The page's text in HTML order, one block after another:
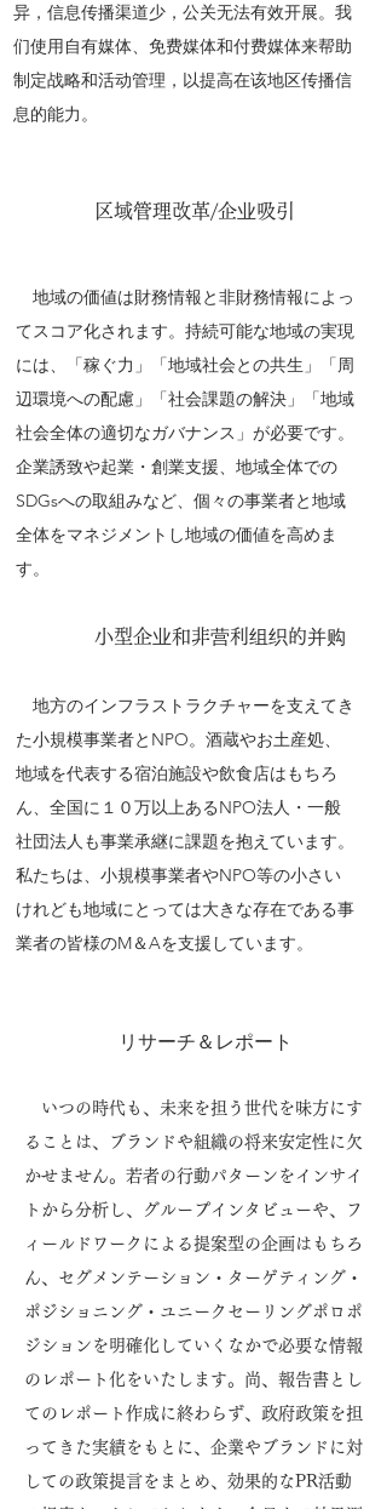
异，信息传播渠道少，公关无法有效开展。我
们使用自有媒体、免费媒体和付费媒体来帮助
制定战略和活动管理，以提高在该地区传播信
息的能力。
区域管理改革/企业吸引
地域の価値は財務情報と非財務情報によっ
てスコア化されます。持続可能な地域の実現
には、「稼ぐ力」「地域社会との共生」「周
辺環境への配慮」「社会課題の解決」「地域
社会全体の適切なガバナンス」が必要です。
企業誘致や起業・創業支援、地域全体での
SDGsへの取組みなど、個々の事業者と地域
全体をマネジメントし地域の価値を高めま
す。
小型企业和非营利组织的并购
地方のインフラストラクチャーを支えてき
た小規模事業者とNPO。酒蔵やお土産処、
地域を代表する宿泊施設や飲食店はもちろ
ん、全国に１０万以上あるNPO法人・一般
社団法人も事業承継に課題を抱えています。
私たちは、小規模事業者やNPO等の小さい
けれども地域にとっては大きな存在である事
業者の皆様のM＆Aを支援しています。
リサーチ＆レポート
いつの時代も、未来を担う世代を味方にす
ることは、ブランドや組織の将来安定性に欠
かせません。若者の行動パターンをインサイ
トから分析し、グループインタビューや、フ
ィールドワークによる提案型の企画はもちろ
ん、セグメンテーション・ターゲティング・
ポジショニング・ユニークセーリングポロポ
ジションを明確化していくなかで必要な情報
のレポート化をいたします。尚、報告書とし
てのレポート作成に終わらず、政府政策を担
ってきた実績をもとに、企業やブランドに対
しての政策提言をまとめ、効果的なPR活動